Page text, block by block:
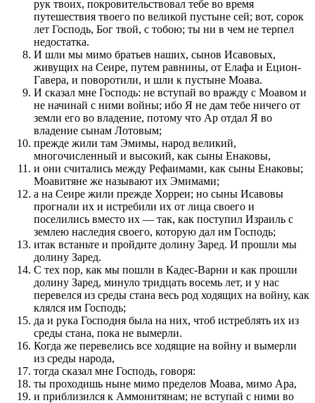
рук твоих, покровительствовал тебе во время
путешествия твоего по великой пустыне сей; вот, сорок
лет Господь, Бог твой, с тобою; ты ни в чем не терпел
недостатка.
И шли мы мимо братьев наших, сынов Исавовых,
живущих на Сеире, путем равнины, от Елафа и Ецион-
Гавера, и поворотили, и шли к пустыне Моава.
И сказал мне Господь: не вступай во вражду с Моавом и
не начинай с ними войны; ибо Я не дам тебе ничего от
земли его во владение, потому что Ар отдал Я во
владение сынам Лотовым;
прежде жили там Эмимы, народ великий,
многочисленный и высокий, как сыны Енаковы,
и они считались между Рефаимами, как сыны Енаковы;
Моавитяне же называют их Эмимами;
а на Сеире жили прежде Хорреи; но сыны Исавовы
прогнали их и истребили их от лица своего и
поселились вместо их — так, как поступил Израиль с
землею наследия своего, которую дал им Господь;
итак встаньте и пройдите долину Заред. И прошли мы
долину Заред.
С тех пор, как мы пошли в Кадес-Варни и как прошли
долину Заред, минуло тридцать восемь лет, и у нас
перевелся из среды стана весь род ходящих на войну, как
клялся им Господь;
да и рука Господня была на них, чтоб истреблять их из
среды стана, пока не вымерли.
Когда же перевелись все ходящие на войну и вымерли
из среды народа,
тогда сказал мне Господь, говоря:
ты проходишь ныне мимо пределов Моава, мимо Ара,
и приблизился к Аммонитянам; не вступай с ними во